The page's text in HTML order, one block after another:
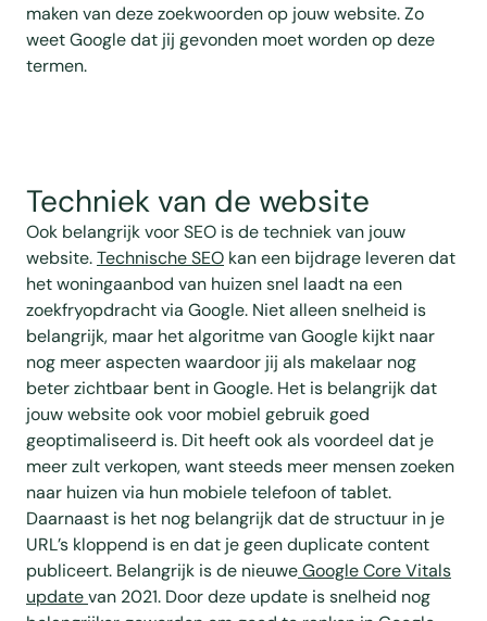
maken van deze zoekwoorden op jouw website. Zo
weet Google dat jij gevonden moet worden op deze
termen.
Techniek van de website
Ook belangrijk voor SEO is de techniek van jouw
website.Technische SEO kan een bijdrage leveren dat
het woningaanbod van huizen snel laadt na een
zoekfryopdracht via Google. Niet alleen snelheid is
belangrijk, maar het algoritme van Google kijkt naar
nog meer aspecten waardoor jij als makelaar nog
beter zichtbaar bent in Google. Het is belangrijk dat
jouw website ook voor mobiel gebruik goed
geoptimaliseerd is. Dit heeft ook als voordeel dat je
meer zult verkopen, want steeds meer mensen zoeken
naar huizen via hun mobiele telefoon of tablet.
Daarnaast is het nog belangrijk dat de structuur in je
URL’s kloppend is en dat je geen duplicate content
publiceert. Belangrijk is de nieuweGoogle Core Vitals
updatevan 2021. Door deze update is snelheid nog